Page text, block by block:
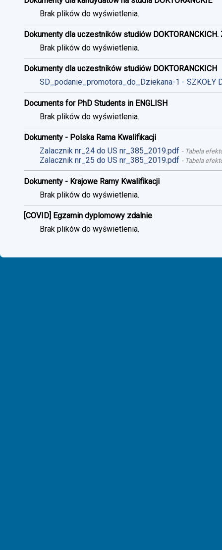
Brak plików do wyświetlenia.
Dokumenty dla uczestników studiów
Brak plików do wyświetlenia.
Dokumenty dla uczestników studiów DOKTORANCKICH
SD_podanie_promotora_do_Dziekana-1 - SZKOŁY
Documents for PhD Students in ENGLISH
Brak plików do wyświetlenia.
Dokumenty - Polska Rama Kwalifikacji
Zalacznik nr_24 do US nr_385_2019.pdf - Tabela
Zalacznik nr_25 do US nr_385_2019.pdf - Tabela
Dokumenty - Krajowe Ramy Kwalifikacji
Brak plików do wyświetlenia.
[COVID] Egzamin dyplomowy zdalnie
Brak plików do wyświetlenia.